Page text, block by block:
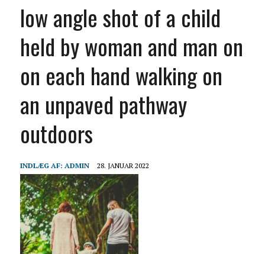
low angle shot of a child
held by woman and man on
on each hand walking on
an unpaved pathway
outdoors
INDLÆG AF: ADMIN 28. JANUAR 2022